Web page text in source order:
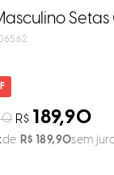
R$ 189,90
R$ 189,90sem